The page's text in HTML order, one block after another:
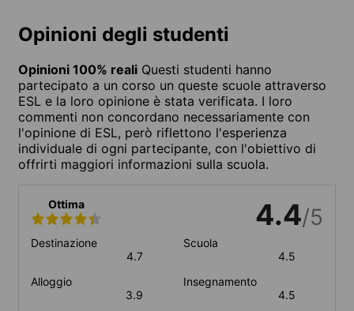
Opinioni degli studenti
Opinioni 100% reali Questi studenti hanno
partecipato a un corso un queste scuole attraverso
ESL e la loro opinione è stata verificata. I loro
commenti non concordano necessariamente con
l'opinione di ESL, però riflettono l'esperienza
individuale di ogni partecipante, con l'obiettivo di
offrirti maggiori informazioni sulla scuola.
Ottima 4.4/5
Destinazione
4.7
Scuola
4.5
Alloggio
3.9
Insegnamento
4.5